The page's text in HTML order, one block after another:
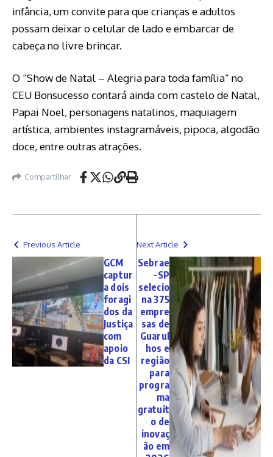
infância, um convite para que crianças e adultos
possam deixar o celular de lado e embarcar de
cabeça no livre brincar.
O “Show de Natal – Alegria para toda família” no
CEU Bonsucesso contará ainda com castelo de Natal,
Papai Noel, personagens natalinos, maquiagem
artística, ambientes instagramáveis, pipoca, algodão
doce, entre outras atrações.
Compartilhar
Previous Article
GCM
captur
a dois
foragi
dos da
Justiça
com
apoio
da CSI
Next Article
Sebrae
-SP
selecio
na 375
empre
sas de
Guarul
hos e
região
para
progra
ma
gratuit
o de
inovaç
ão em